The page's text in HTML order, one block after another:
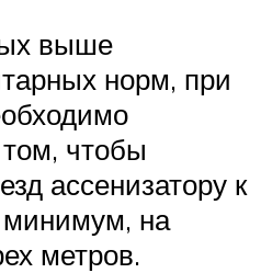
выше
норм, при
чтобы
ассенизатору к
минимум, на
метров.